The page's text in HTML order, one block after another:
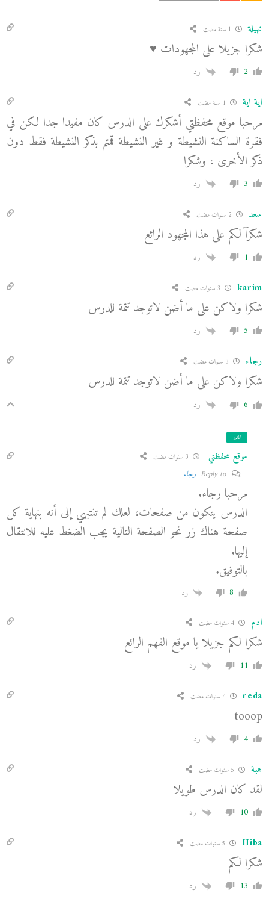
نهيلة
شكرا جزيلا على المجهودات ♥️
2 رد
اية اية
مرحبا موقع محفظتي أشكرك على الدرس كان مفيدا جدا لكن في
فقرة الساكنة النشيطة و غير النشيطة قمتم بذكر النشيطة فقط دون
ذكر الأخرى ، وشكرا
3 رد
سعد
شكرآ لكم على هذا المجهود الرائع
1 رد
karim
شكرا ولاكن على ما أضن لاتوجد تتمة للدرس
5 رد
رجاء
شكرا ولاكن على ما أضن لاتوجد تتمة للدرس
6 رد
المدير
موقع محفظتي
Reply to رجاء
مرحبا رجاء.
الدرس يتكون من صفحات، لعلك لم تنتبهي إلى أنه بنهاية كل
صفحة هناك زر نحو الصفحة التالية يجب الضغط عليه للانتقال
إليها.
بالتوفيق.
8 رد
ادم 4 سنوات مضت
شكرا لكم جزيلا يا موقع الفهم الرائع
11 رد
reda
tooop
4 رد
هبة
لقد كان الدرس طويلا
10 رد
Hiba
شكرا لكم
13 رد